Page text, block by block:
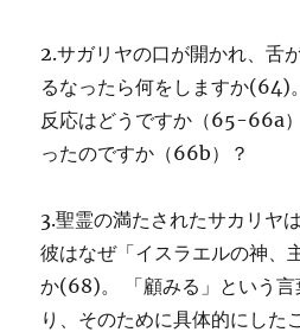
2.サガリヤの口が開かれ、舌
るなったら何をしますか(64)
反応はどうですか（65-66a
ったのですか（66b）？
3.聖霊の満たされたサカリヤ
彼はなぜ「イスラエルの神、
か(68)。 「顧みる」という
り、そのために具体的にした